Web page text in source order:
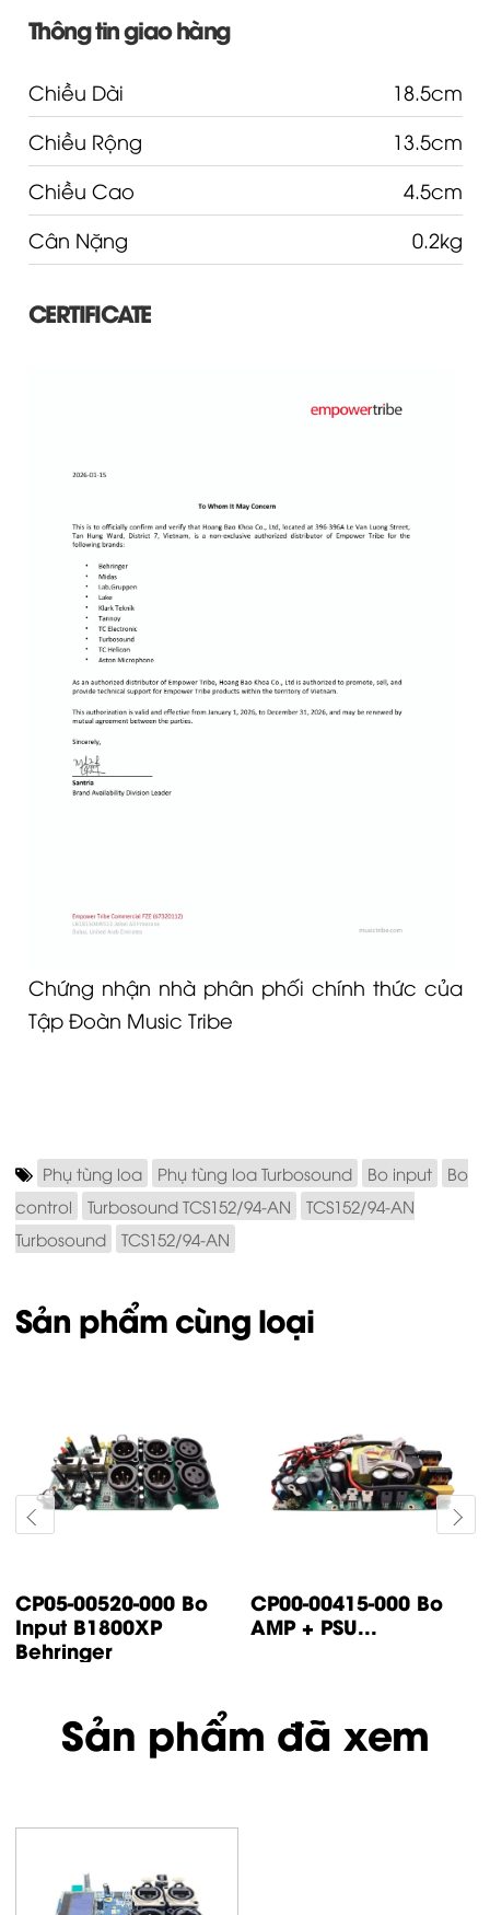
Thông tin giao hàng
Chiều Dài
18.5cm
Chiều Rộng
13.5cm
Chiều Cao
4.5cm
Cân Nặng
0.2kg
CERTIFICATE
Chứng nhận nhà phân phối chính thức của
Tập Đoàn Music Tribe
Phụ tùng loa Phụ tùng loa Turbosound Bo input
Bo
control
Turbosound TCS152/94-AN
TCS152/94-AN
Turbosound
TCS152/94-AN
Sản phẩm cùng loại
CP14-00447-000 Bo
control IP500
Turbsound
CP05-00500-000 Bo
input IP1000 /
Sản phẩm đã xem